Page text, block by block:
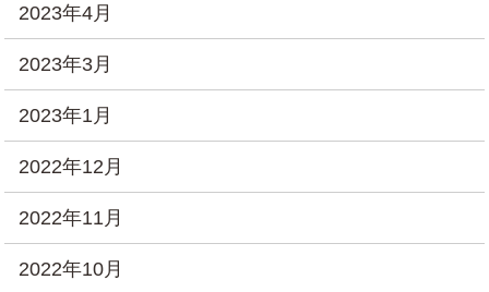
2023年4月
2023年3月
2023年1月
2022年12月
2022年11月
2022年10月